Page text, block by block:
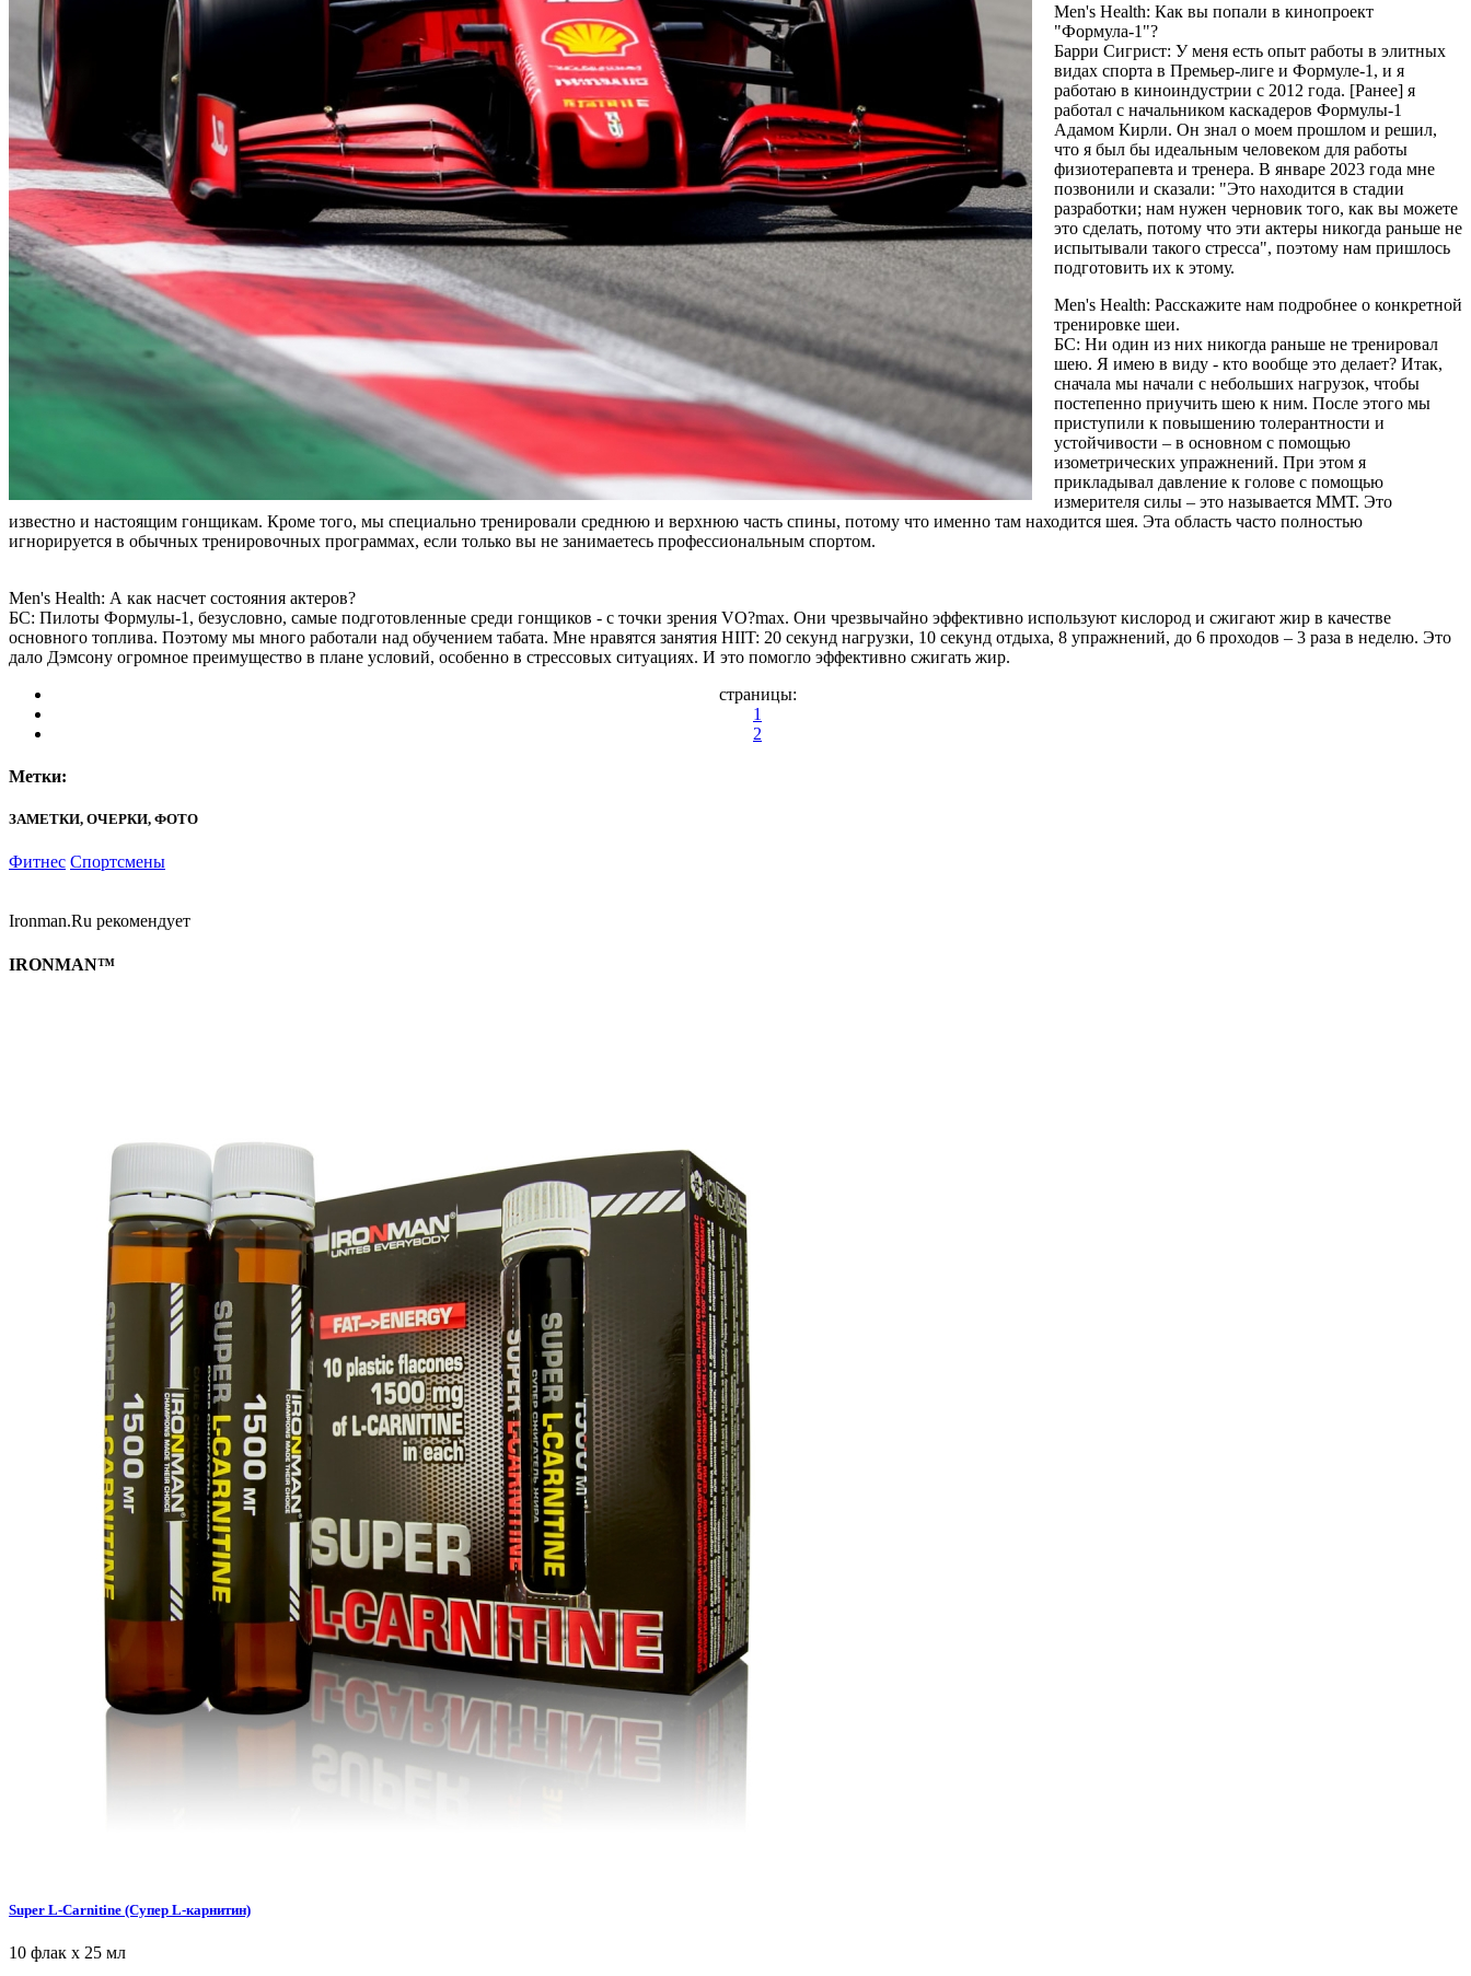
Men's Health: Как вы попали в кинопроект
"Формула-1"?
Барри Сигрист: У меня есть опыт работы в элитных
видах спорта в Премьер-лиге и Формуле-1, и я
работаю в киноиндустрии с 2012 года. [Ранее] я
работал с начальником каскадеров Формулы-1
Адамом Кирли. Он знал о моем прошлом и решил,
что я был бы идеальным человеком для работы
физиотерапевта и тренера. В январе 2023 года мне
позвонили и сказали: "Это находится в стадии
разработки; нам нужен черновик того, как вы можете
это сделать, потому что эти актеры никогда раньше не
испытывали такого стресса", поэтому нам пришлось
подготовить их к этому.
Men's Health: Расскажите нам подробнее о конкретной
тренировке шеи.
БС: Ни один из них никогда раньше не тренировал
шею. Я имею в виду - кто вообще это делает? Итак,
сначала мы начали с небольших нагрузок, чтобы
постепенно приучить шею к ним. После этого мы
приступили к повышению толерантности и
устойчивости – в основном с помощью
изометрических упражнений. При этом я
прикладывал давление к голове с помощью
измерителя силы – это называется ММТ. Это
известно и настоящим гонщикам. Кроме того, мы специально тренировали среднюю и верхнюю часть спины, потому что именно там находится шея. Эта область часто полностью
игнорируется в обычных тренировочных программах, если только вы не занимаетесь профессиональным спортом.
Men's Health: А как насчет состояния актеров?
БС: Пилоты Формулы-1, безусловно, самые подготовленные среди гонщиков - с точки зрения VO?max. Они чрезвычайно эффективно используют кислород и сжигают жир в качестве
основного топлива. Поэтому мы много работали над обучением табата. Мне нравятся занятия HIIT: 20 секунд нагрузки, 10 секунд отдыха, 8 упражнений, до 6 проходов – 3 раза в неделю. Это
дало Дэмсону огромное преимущество в плане условий, особенно в стрессовых ситуациях. И это помогло эффективно сжигать жир.
страницы:
1
2
Метки:
ЗАМЕТКИ, ОЧЕРКИ, ФОТО
Фитнес Спортсмены
Ironman.Ru рекомендует
IRONMAN™
Super L-Carnitine (Супер L-карнитин)
10 флак х 25 мл